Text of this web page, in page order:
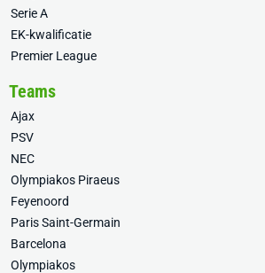
Serie A
EK-kwalificatie
Premier League
Teams
Ajax
PSV
NEC
Olympiakos Piraeus
Feyenoord
Paris Saint-Germain
Barcelona
Olympiakos